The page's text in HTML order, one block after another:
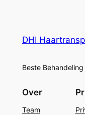
DHI
Beste Behandeling
Over
Team